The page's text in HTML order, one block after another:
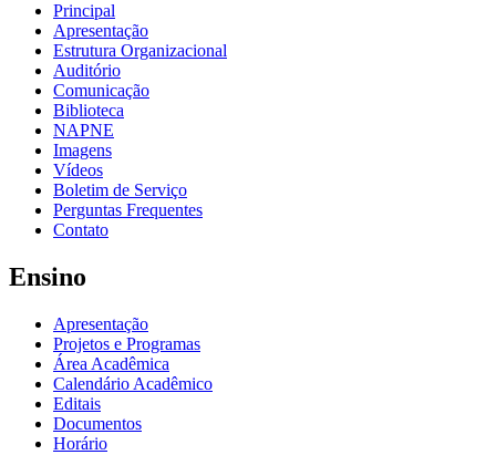
Principal
Apresentação
Estrutura Organizacional
Auditório
Comunicação
Biblioteca
NAPNE
Imagens
Vídeos
Boletim de Serviço
Perguntas Frequentes
Contato
Ensino
Apresentação
Projetos e Programas
Área Acadêmica
Calendário Acadêmico
Editais
Documentos
Horário